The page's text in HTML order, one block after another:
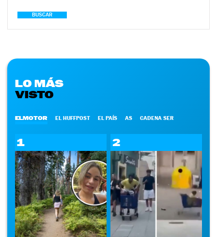
BUSCAR
LO MÁS
VISTO
ELMOTOR EL HUFFPOST EL PAÍS AS CADENA SER
1 2